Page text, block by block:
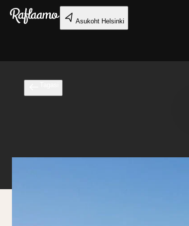
Liigu peamise sisu juurde
Asukoht Helsinki